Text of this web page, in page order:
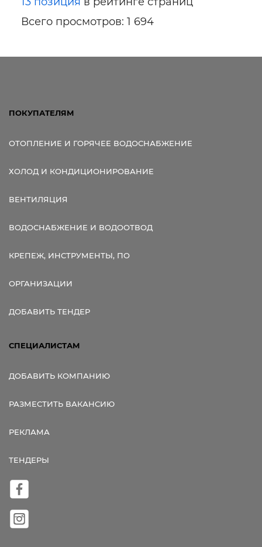
Всего просмотров: 1 694
ПОКУПАТЕЛЯМ
ОТОПЛЕНИЕ И ГОРЯЧЕЕ ВОДОСНАБЖЕНИЕ
ХОЛОД И КОНДИЦИОНИРОВАНИЕ
ВЕНТИЛЯЦИЯ
ВОДОСНАБЖЕНИЕ И ВОДООТВОД
КРЕПЕЖ, ИНСТРУМЕНТЫ, ПО
ОРГАНИЗАЦИИ
ДОБАВИТЬ ТЕНДЕР
СПЕЦИАЛИСТАМ
ДОБАВИТЬ КОМПАНИЮ
РАЗМЕСТИТЬ ВАКАНСИЮ
РЕКЛАМА
ТЕНДЕРЫ